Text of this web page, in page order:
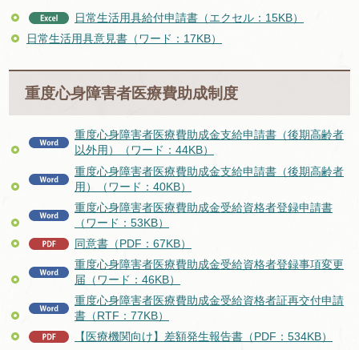
日常生活用具給付申請書（エクセル：15KB）
日常生活用具意見書（ワード：17KB）
重度心身障害者医療費助成制度
重度心身障害者医療費助成金支給申請書（後期高齢者
以外用）（ワード：44KB）
重度心身障害者医療費助成金支給申請書（後期高齢者
用）（ワード：40KB）
重度心身障害者医療費助成金受給資格者登録申請書
（ワード：53KB）
同意書（PDF：67KB）
重度心身障害者医療費助成金受給資格者登録事項変更
届（ワード：46KB）
重度心身障害者医療費助成金受給資格者証再交付申請
書（RTF：77KB）
【医療機関向け】差額発生報告書（PDF：534KB）